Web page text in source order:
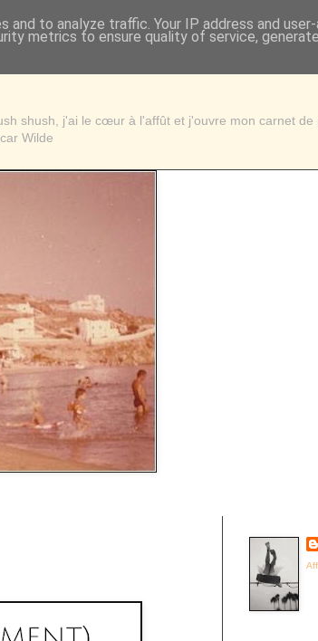
shush, j'ai le cœur à l'affût et j'ouvre mon carnet de
Wilde
to analyze traffic. Your IP address and
metrics to ensure quality of service,